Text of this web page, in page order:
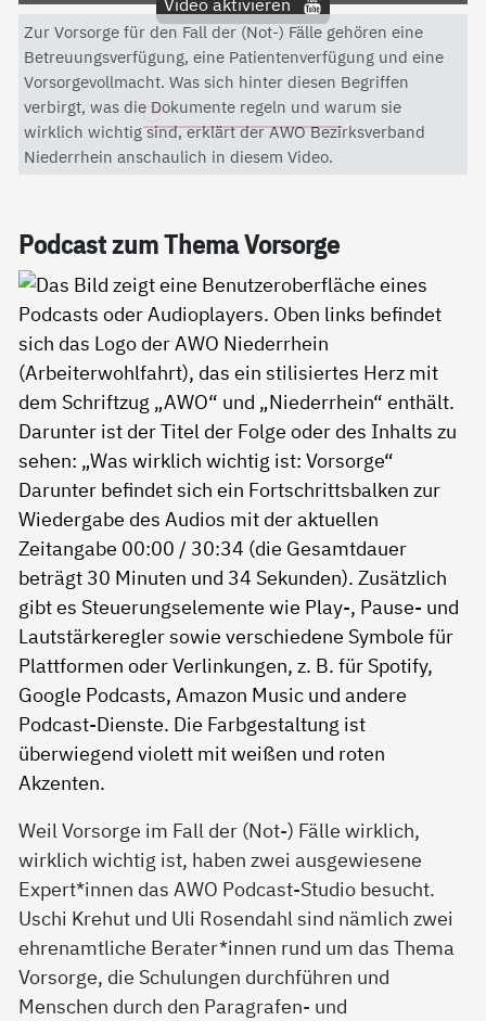
Mit dem Aktivieren des Videos akzeptieren Sie die
Datenschutzerklärung von YouTube.
Datenschutzerklärung
Zur Vorsorge für den Fall der (Not-) Fälle gehören eine
Betreuungsverfügung, eine Patientenverfügung und eine
Vorsorgevollmacht. Was sich hinter diesen Begriffen
verbirgt, was die Dokumente regeln und warum sie
wirklich wichtig sind, erklärt der AWO Bezirksverband
Niederrhein anschaulich in diesem Video.
Pod­cast zum The­ma Vor­sor­ge
Weil Vorsorge im Fall der (Not-) Fälle wirklich,
wirklich wichtig ist, haben zwei ausgewiesene
Expert*innen das AWO Podcast-Studio besucht.
Uschi Krehut und Uli Rosendahl sind nämlich zwei
ehrenamtliche Berater*innen rund um das Thema
Vorsorge, die Schulungen durchführen und
Menschen durch den Paragrafen- und